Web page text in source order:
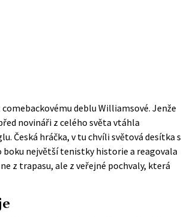
deblu Williamsové. Jenže
novináři z celého světa vtáhla
Česká hráčka, v tu chvíli světová desítka s
boku největší tenistky historie a reagovala
z trapasu, ale z veřejné pochvaly, která